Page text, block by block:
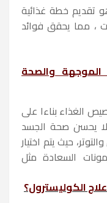
تقديم خطة غذائية
، مما يحقق فوائد
الموجهة والصحة
لا يحسن صحة الجسد
حيث يتم اختيار
السعادة مثل
الكوليسترول؟